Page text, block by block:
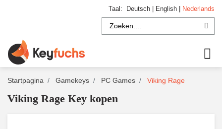
Taal: Deutsch English Nederlands
Startpagina Gamekeys PC Games Viking Rage
Viking Rage Key kopen